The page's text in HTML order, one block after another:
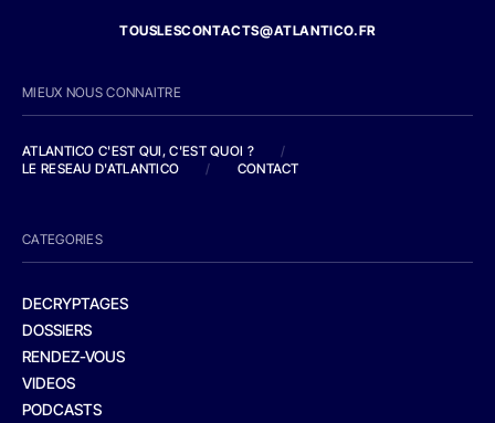
TOUSLESCONTACTS@ATLANTICO.FR
MIEUX NOUS CONNAITRE
ATLANTICO C'EST QUI, C'EST QUOI ?
/
LE RESEAU D'ATLANTICO
/ CONTACT
CATEGORIES
DECRYPTAGES
DOSSIERS
RENDEZ-VOUS
VIDEOS
PODCASTS